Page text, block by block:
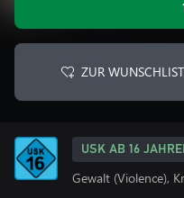
ZUR
USK AB 16
Gewalt (Violence),